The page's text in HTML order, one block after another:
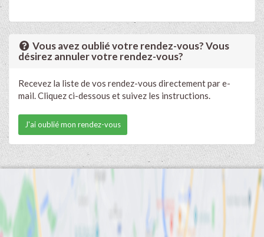
Vous avez oublié votre rendez-vous? Vous
désirez annuler votre rendez-vous?
Recevez la liste de vos rendez-vous directement par e-
mail. Cliquez ci-dessous et suivez les instructions.
J'ai oublié mon rendez-vous